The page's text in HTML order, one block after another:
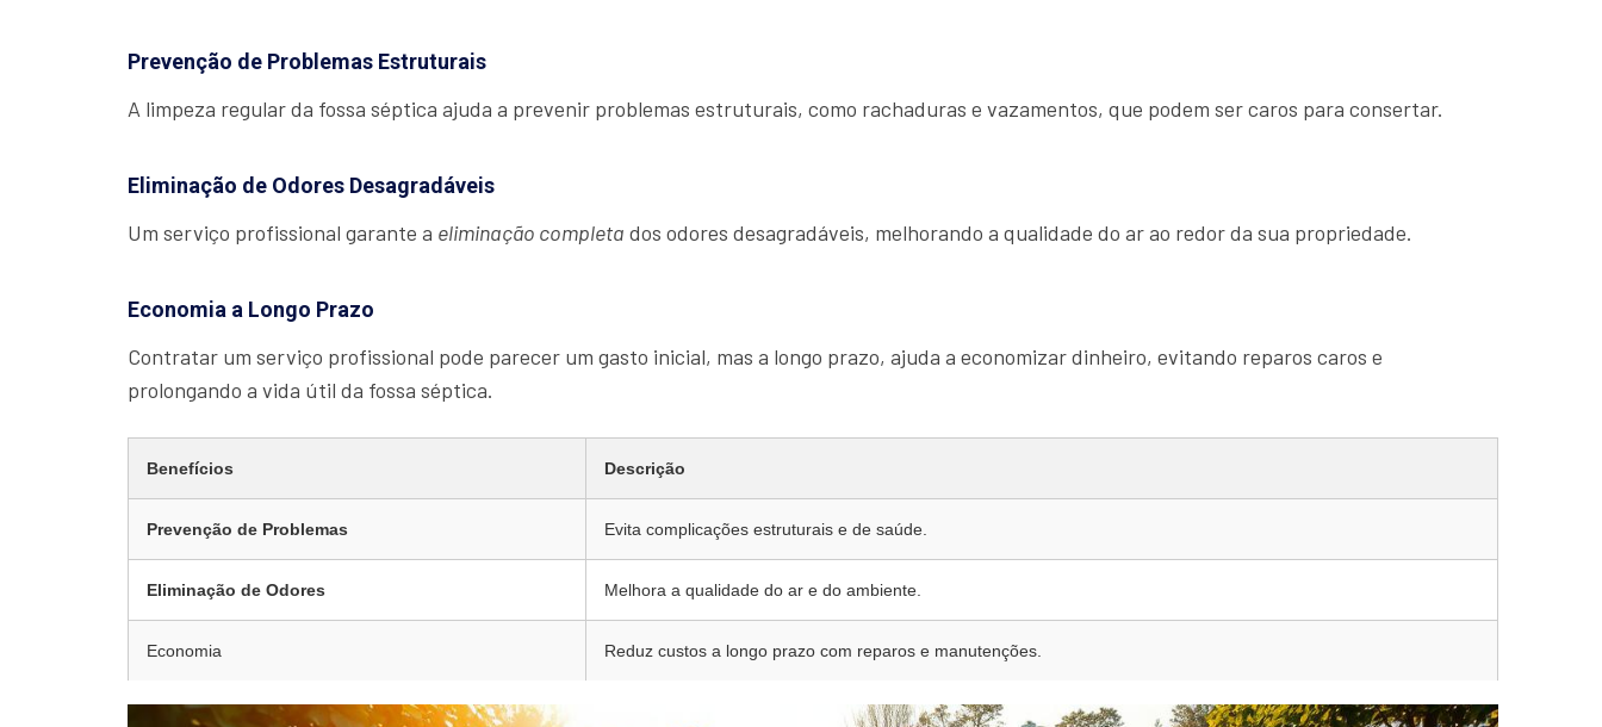
Prevenção de Problemas Estruturais
A limpeza regular da fossa séptica ajuda a prevenir problemas estruturais, como rachaduras e vazamentos, que podem ser caros para consertar.
Eliminação de Odores Desagradáveis
Um serviço profissional garante a eliminação completa dos odores desagradáveis, melhorando a qualidade do ar ao redor da sua propriedade.
Economia a Longo Prazo
Contratar um serviço profissional pode parecer um gasto inicial, mas a longo prazo, ajuda a economizar dinheiro, evitando reparos caros e
prolongando a vida útil da fossa séptica.
Benefícios Descrição
Prevenção de Problemas Evita complicações estruturais e de saúde.
Eliminação de Odores Melhora a qualidade do ar e do ambiente.
Economia Reduz custos a longo prazo com reparos e manutenções.